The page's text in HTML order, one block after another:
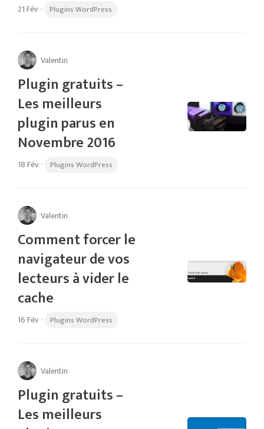
21 Fév · Plugins WordPress
Valentin
Plugin gratuits –
Les meilleurs
plugin parus en
Novembre 2016
18 Fév · Plugins WordPress
Valentin
Comment forcer le
navigateur de vos
lecteurs à vider le
cache
16 Fév · Plugins WordPress
Valentin
Plugin gratuits –
Les meilleurs